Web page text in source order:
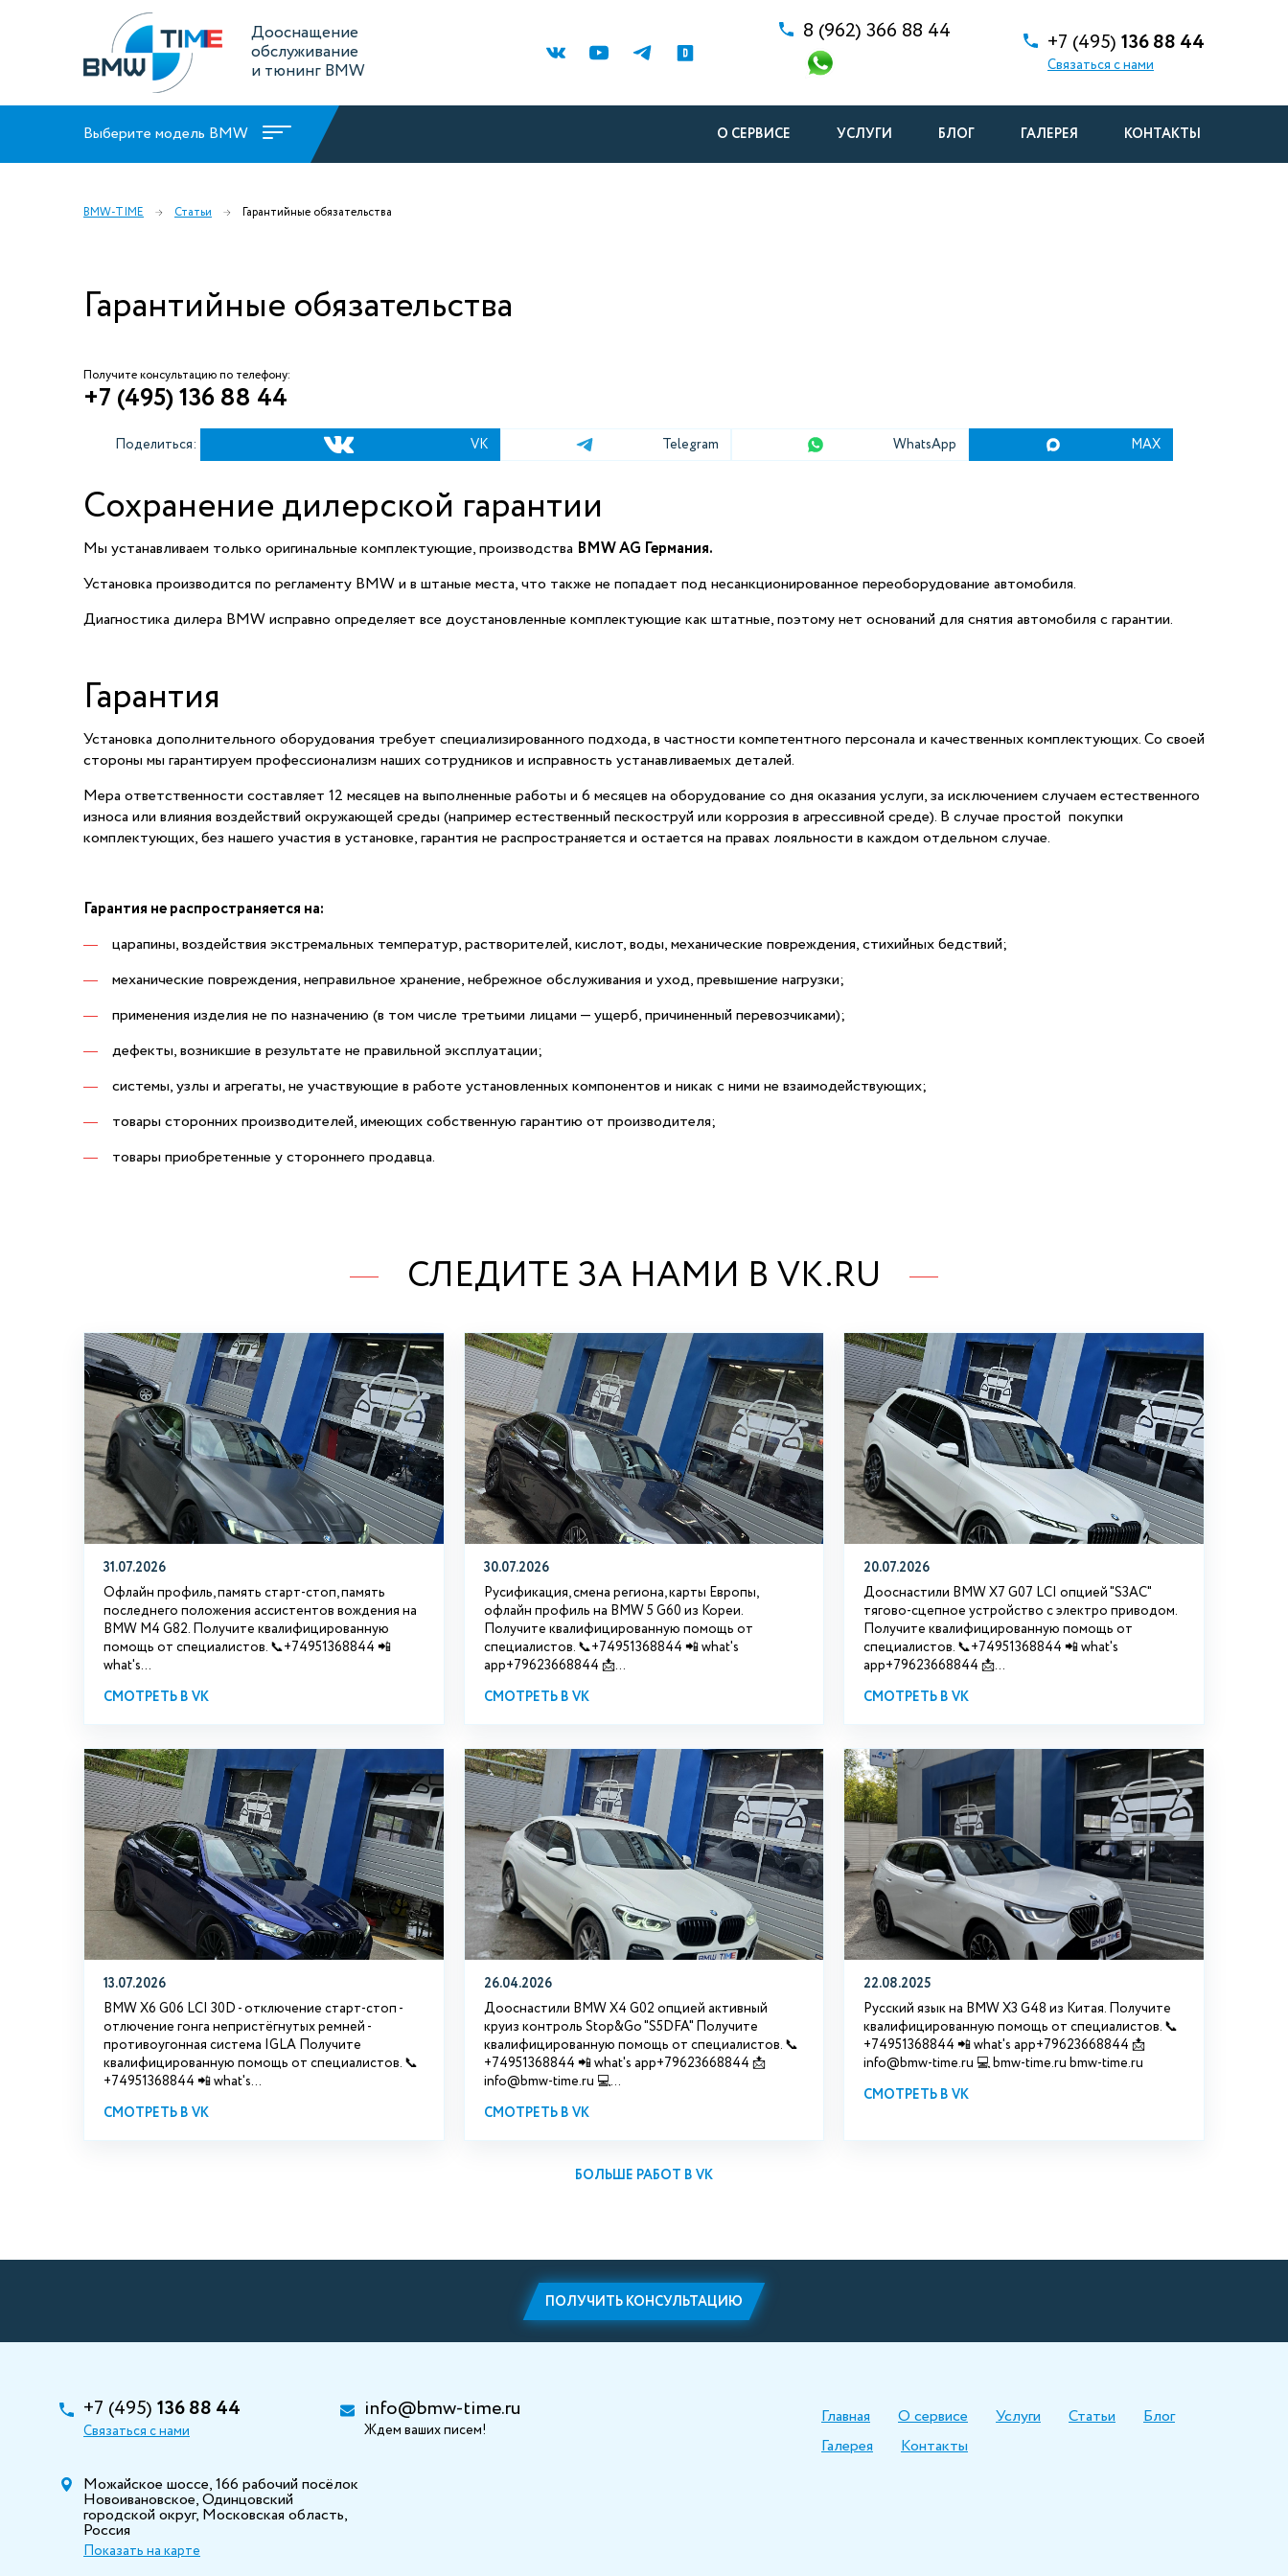
Дооснащение
обслуживание
и тюнинг BMW
8 (962) 366 88 44 +7 (495) 136 88 44
Связаться с нами
Выберите модель BMW О СЕРВИСЕ УСЛУГИ БЛОГ ГАЛЕРЕЯ КОНТАКТЫ
BMW-TIME Статьи Гарантийные обязательства
Гарантийные обязательства
Получите консультацию по телефону:
+7 (495) 136 88 44
Поделиться: VK Telegram WhatsApp MAX
Сохранение дилерской гарантии
Мы устанавливаем только оригинальные комплектующие, производства BMW AG Германия.
Установка производится по регламенту BMW и в штаные места, что также не попадает под несанкционированное переоборудование автомобиля.
Диагностика дилера BMW исправно определяет все доустановленные комплектующие как штатные, поэтому нет оснований для снятия автомобиля с гарантии.
Гарантия
Установка дополнительного оборудования требует специализированного подхода, в частности компетентного персонала и качественных комплектующих. Со своей
стороны мы гарантируем профессионализм наших сотрудников и исправность устанавливаемых деталей.
Мера ответственности составляет 12 месяцев на выполненные работы и 6 месяцев на оборудование со дня оказания услуги, за исключением случаем естественного
износа или влияния воздействий окружающей среды (например естественный пескоструй или коррозия в агрессивной среде). В случае простой покупки
комплектующих, без нашего участия в установке, гарантия не распространяется и остается на правах лояльности в каждом отдельном случае.
Гарантия не распространяется на:
царапины, воздействия экстремальных температур, растворителей, кислот, воды, механические повреждения, стихийных бедствий;
механические повреждения, неправильное хранение, небрежное обслуживания и уход, превышение нагрузки;
применения изделия не по назначению (в том числе третьими лицами — ущерб, причиненный перевозчиками);
дефекты, возникшие в результате не правильной эксплуатации;
системы, узлы и агрегаты, не участвующие в работе установленных компонентов и никак с ними не взаимодействующих;
товары сторонних производителей, имеющих собственную гарантию от производителя;
товары приобретенные у стороннего продавца.
СЛЕДИТЕ ЗА НАМИ В VK.RU
31.07.2026
Офлайн профиль, память старт-стоп, память
последнего положения ассистентов вождения на
BMW М4 G82. Получите квалифицированную
помощь от специалистов. 📞+74951368844 📲
what's...
СМОТРЕТЬ В VK
30.07.2026
Русификация, смена региона, карты Европы,
офлайн профиль на BMW 5 G60 из Кореи.
Получите квалифицированную помощь от
специалистов. 📞+74951368844 📲 what's
app+79623668844 📩...
СМОТРЕТЬ В VK
20.07.2026
Дооснастили BMW Х7 G07 LCI опцией "S3АС"
тягово-сцепное устройство с электро приводом.
Получите квалифицированную помощь от
специалистов. 📞+74951368844 📲 what's
app+79623668844 📩...
СМОТРЕТЬ В VK
13.07.2026
BMW X6 G06 LCI 30D - отключение старт-стоп -
отлючение гонга непристёгнутых ремней -
противоугонная система IGLA Получите
квалифицированную помощь от специалистов. 📞
+74951368844 📲 what's...
СМОТРЕТЬ В VK
26.04.2026
Дооснастили BMW X4 G02 опцией активный
круиз контроль Stop&Go "S5DFA" Получите
квалифицированную помощь от специалистов. 📞
+74951368844 📲 what's app+79623668844 📩
info@bmw-time.ru 💻...
СМОТРЕТЬ В VK
22.08.2025
Русский язык на BMW X3 G48 из Китая. Получите
квалифицированную помощь от специалистов. 📞
+74951368844 📲 what's app+79623668844 📩
info@bmw-time.ru 💻 bmw-time.ru bmw-time.ru
СМОТРЕТЬ В VK
БОЛЬШЕ РАБОТ В VK
ПОЛУЧИТЬ КОНСУЛЬТАЦИЮ
+7 (495) 136 88 44
Связаться с нами
info@bmw-time.ru
Ждем ваших писем!
Можайское шоссе, 166 рабочий посёлок
Новоивановское, Одинцовский
городской округ, Московская область,
Россия
Показать на карте
Главная О сервисе Услуги Статьи
Блог
Галерея
Контакты